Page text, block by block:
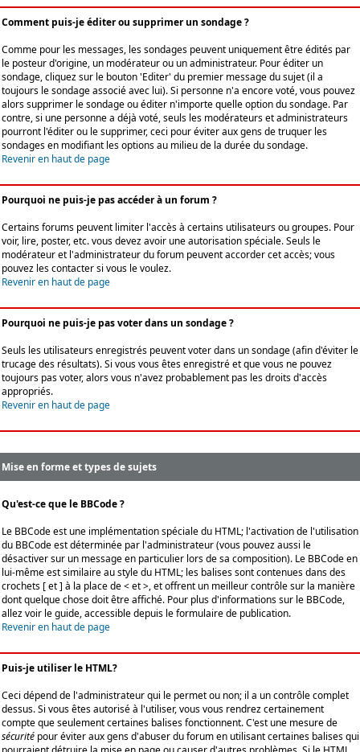
Comment puis-je éditer ou supprimer un sondage ?
Comme pour les messages, les sondages peuvent uniquement être édités par
le posteur d'origine, un modérateur ou un administrateur. Pour éditer un
sondage, cliquez sur le bouton 'Editer' du premier message du sujet (il a
toujours le sondage associé avec lui). Si personne n'a encore voté, vous pouvez
alors supprimer le sondage ou éditer n'importe quelle option du sondage. Par
contre, si une personne a déjà voté, seuls les modérateurs et administrateurs
pourront l'éditer ou le supprimer, ceci pour éviter aux gens de truquer les
sondages en modifiant les options au milieu de la durée du sondage.
Revenir en haut de page
Pourquoi ne puis-je pas accéder à un forum ?
Certains forums peuvent limiter l'accès à certains utilisateurs ou groupes. Pour
voir, lire, poster, etc. vous devez avoir une autorisation spéciale. Seuls le
modérateur et l'administrateur du forum peuvent accorder cet accès; vous
pouvez les contacter si vous le voulez.
Revenir en haut de page
Pourquoi ne puis-je pas voter dans un sondage ?
Seuls les utilisateurs enregistrés peuvent voter dans un sondage (afin d'éviter le
trucage des résultats). Si vous vous êtes enregistré et que vous ne pouvez
toujours pas voter, alors vous n'avez probablement pas les droits d'accès
appropriés.
Revenir en haut de page
Mise en forme et types de sujets
Qu'est-ce que le BBCode ?
Le BBCode est une implémentation spéciale du HTML; l'activation de l'utilisation
du BBCode est déterminée par l'administrateur (vous pouvez aussi le
désactiver sur un message en particulier lors de sa composition). Le BBCode en
lui-même est similaire au style du HTML; les balises sont contenues dans des
crochets [ et ] à la place de < et >, et offrent un meilleur contrôle sur la manière
dont quelque chose doit être affiché. Pour plus d'informations sur le BBCode,
allez voir le guide, accessible depuis le formulaire de publication.
Revenir en haut de page
Puis-je utiliser le HTML?
Ceci dépend de l'administrateur qui le permet ou non; il a un contrôle complet
dessus. Si vous êtes autorisé à l'utiliser, vous vous rendrez certainement
compte que seulement certaines balises fonctionnent. C'est une mesure de
sécurité pour éviter aux gens d'abuser du forum en utilisant certaines balises qui